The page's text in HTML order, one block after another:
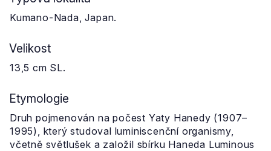
Kumano-Nada, Japan.
Velikost
13,5 cm SL.
Etymologie
Druh pojmenován na počest Yaty Hanedy (1907–
1995), který studoval luminiscenční organismy,
včetně světlušek a založil sbírku Haneda Luminous